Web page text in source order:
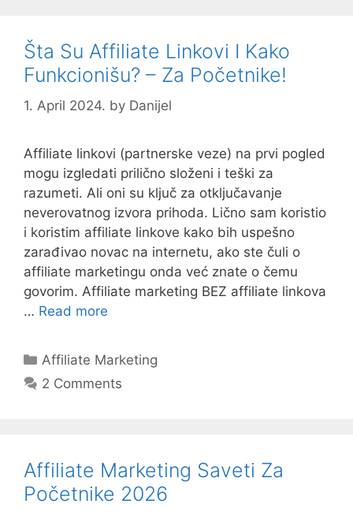
Šta Su Affiliate Linkovi I Kako
Funkcionišu? – Za Početnike!
1. April 2024. by Danijel
Affiliate linkovi (partnerske veze) na prvi pogled
mogu izgledati prilično složeni i teški za
razumeti. Ali oni su ključ za otključavanje
neverovatnog izvora prihoda. Lično sam koristio
i koristim affiliate linkove kako bih uspešno
zarađivao novac na internetu, ako ste čuli o
affiliate marketingu onda već znate o čemu
govorim. Affiliate marketing BEZ affiliate linkova
… Read more
Categories
Affiliate Marketing
2 Comments
Affiliate Marketing Saveti Za
Početnike 2026